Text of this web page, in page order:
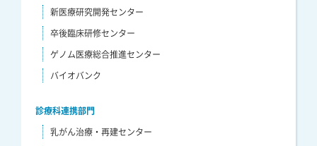
新医療研究開発センター
卒後臨床研修センター
ゲノム医療総合推進センター
バイオバンク
診療科連携部門
乳がん治療・再建センター